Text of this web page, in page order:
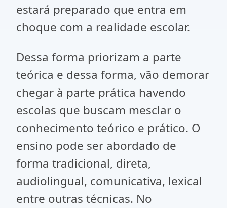
estará preparado que entra em
choque com a realidade escolar.
Dessa forma priorizam a parte
teórica e dessa forma, vão demorar
chegar à parte prática havendo
escolas que buscam mesclar o
conhecimento teórico e prático. O
ensino pode ser abordado de
forma tradicional, direta,
audiolingual, comunicativa, lexical
entre outras técnicas. No